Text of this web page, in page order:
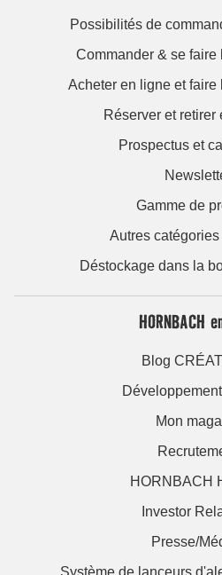
Possibilités de
Commander & se
Acheter en ligne et faire
Réserver et retirer
Prospectus et
Gamme de
Autres
Déstockage dans la
HORNBACH
Blog
Mon
HORNBACH
Investor
Presse/
Système de lanceurs